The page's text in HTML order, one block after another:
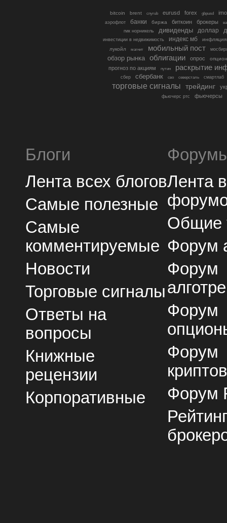
bitcoin brent cnyrub eurusd forex gbpusd
аэрофлот банки биржа биткоин брокеры
гмк норникель
дивиденды доллар
инвестиции в недвижимость индекс мб
инфляция
лукойл
магнит мобильный пост
обзор рынка облигации опрос
прогноз по акциям путин раскрытие
сбер сбербанк сво северсталь смартлаб
торговые сигналы трейдинг
фьючерс ртс фьючерсы
Блоги
Лента всех блогов
Самые полезные
Самые
комментируемые
Новости
Торговые сигналы
Ответы на
вопросы
Книжные
рецензии
Корпоративные
Лента
Общие
Форум
Форум
Форум
Форум
Форум